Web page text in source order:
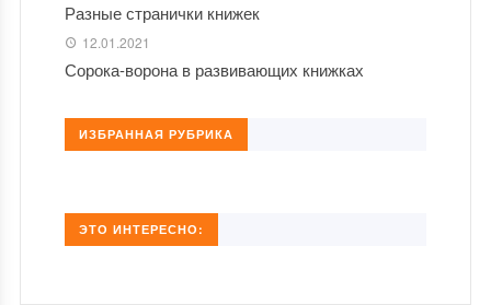
Разные странички книжек
12.01.2021
Сорока-ворона в развивающих книжках
ИЗБРАННАЯ РУБРИКА
ЭТО ИНТЕРЕСНО: